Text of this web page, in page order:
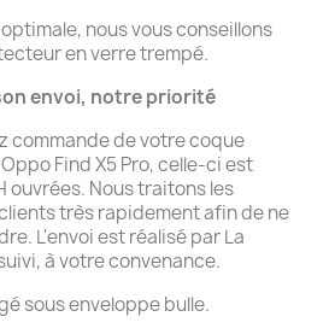
nous vous conseillons
en verre trempé.
envoi, notre priorité
commande de votre coque
Find X5 Pro, celle-ci est
ouvrées. Nous traitons les
très rapidement afin de ne
L'envoi est réalisé par La
à votre convenance.
sous enveloppe bulle.